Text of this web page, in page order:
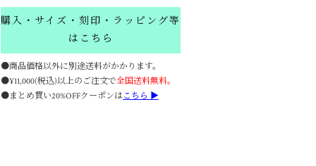
購入・サイズ・刻印・ラッピング等
はこちら
●商品価格以外に別途送料がかかります。
●¥11,000(税込)以上のご注文で全国送料無料。
●まとめ買い20%OFFクーポンはこちら ▶